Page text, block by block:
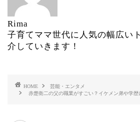
Rima
子育てママ世代に人気の幅広い
介していきます！
HOME
芸能・エンタメ
赤楚衛二の父の職業がすごい？イケメン弟や学